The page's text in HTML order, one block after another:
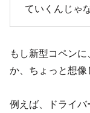
ていくんじゃ
もし新型コペン
か、ちょっと想像
例えば、ドライ